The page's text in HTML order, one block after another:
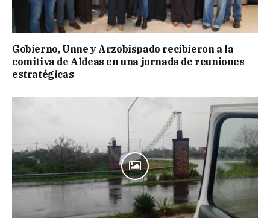
Gobierno, Unne y Arzobispado recibieron a la
comitiva de Aldeas en una jornada de reuniones
estratégicas